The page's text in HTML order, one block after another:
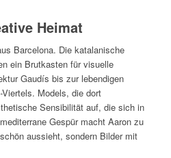
Heimat
Barcelona. Die katalanische
ein Brutkasten für visuelle
Gaudís bis zur lebendigen
Models, die dort
Sensibilität auf, die sich in
Gespür macht Aaron zu
aussieht, sondern Bilder mit